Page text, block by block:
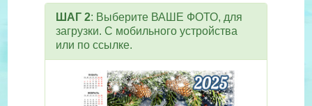
ШАГ 2: Выберите ВАШЕ ФОТО, для
загрузки. С мобильного устройства
или по ссылке.